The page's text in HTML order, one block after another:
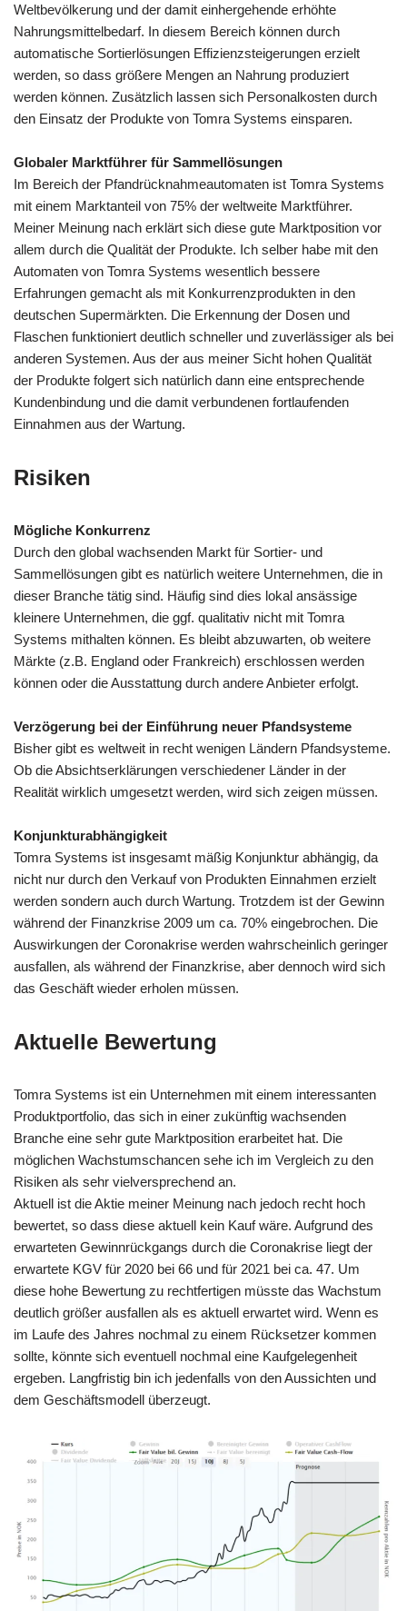
Weltbevölkerung und der damit einhergehende erhöhte
Nahrungsmittelbedarf. In diesem Bereich können durch
automatische Sortierlösungen Effizienzsteigerungen erzielt
werden, so dass größere Mengen an Nahrung produziert
werden können. Zusätzlich lassen sich Personalkosten durch
den Einsatz der Produkte von Tomra Systems einsparen.
Globaler Marktführer für Sammellösungen
Im Bereich der Pfandrücknahmeautomaten ist Tomra Systems
mit einem Marktanteil von 75% der weltweite Marktführer.
Meiner Meinung nach erklärt sich diese gute Marktposition vor
allem durch die Qualität der Produkte. Ich selber habe mit den
Automaten von Tomra Systems wesentlich bessere
Erfahrungen gemacht als mit Konkurrenzprodukten in den
deutschen Supermärkten. Die Erkennung der Dosen und
Flaschen funktioniert deutlich schneller und zuverlässiger als bei
anderen Systemen. Aus der aus meiner Sicht hohen Qualität
der Produkte folgert sich natürlich dann eine entsprechende
Kundenbindung und die damit verbundenen fortlaufenden
Einnahmen aus der Wartung.
Risiken
Mögliche Konkurrenz
Durch den global wachsenden Markt für Sortier- und
Sammellösungen gibt es natürlich weitere Unternehmen, die in
dieser Branche tätig sind. Häufig sind dies lokal ansässige
kleinere Unternehmen, die ggf. qualitativ nicht mit Tomra
Systems mithalten können. Es bleibt abzuwarten, ob weitere
Märkte (z.B. England oder Frankreich) erschlossen werden
können oder die Ausstattung durch andere Anbieter erfolgt.
Verzögerung bei der Einführung neuer Pfandsysteme
Bisher gibt es weltweit in recht wenigen Ländern Pfandsysteme.
Ob die Absichtserklärungen verschiedener Länder in der
Realität wirklich umgesetzt werden, wird sich zeigen müssen.
Konjunkturabhängigkeit
Tomra Systems ist insgesamt mäßig Konjunktur abhängig, da
nicht nur durch den Verkauf von Produkten Einnahmen erzielt
werden sondern auch durch Wartung. Trotzdem ist der Gewinn
während der Finanzkrise 2009 um ca. 70% eingebrochen. Die
Auswirkungen der Coronakrise werden wahrscheinlich geringer
ausfallen, als während der Finanzkrise, aber dennoch wird sich
das Geschäft wieder erholen müssen.
Aktuelle Bewertung
Tomra Systems ist ein Unternehmen mit einem interessanten
Produktportfolio, das sich in einer zukünftig wachsenden
Branche eine sehr gute Marktposition erarbeitet hat. Die
möglichen Wachstumschancen sehe ich im Vergleich zu den
Risiken als sehr vielversprechend an.
Aktuell ist die Aktie meiner Meinung nach jedoch recht hoch
bewertet, so dass diese aktuell kein Kauf wäre. Aufgrund des
erwarteten Gewinnrückgangs durch die Coronakrise liegt der
erwartete KGV für 2020 bei 66 und für 2021 bei ca. 47. Um
diese hohe Bewertung zu rechtfertigen müsste das Wachstum
deutlich größer ausfallen als es aktuell erwartet wird. Wenn es
im Laufe des Jahres nochmal zu einem Rücksetzer kommen
sollte, könnte sich eventuell nochmal eine Kaufgelegenheit
ergeben. Langfristig bin ich jedenfalls von den Aussichten und
dem Geschäftsmodell überzeugt.